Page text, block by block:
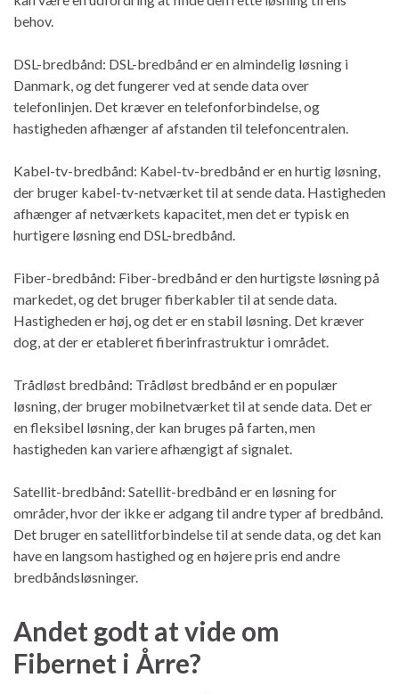
behov.
DSL-bredbånd: DSL-bredbånd er en almindelig løsning i
Danmark, og det fungerer ved at sende data over
telefonlinjen. Det kræver en telefonforbindelse, og
hastigheden afhænger af afstanden til telefoncentralen.
Kabel-tv-bredbånd: Kabel-tv-bredbånd er en hurtig løsning,
der bruger kabel-tv-netværket til at sende data. Hastigheden
afhænger af netværkets kapacitet, men det er typisk en
hurtigere løsning end DSL-bredbånd.
Fiber-bredbånd: Fiber-bredbånd er den hurtigste løsning på
markedet, og det bruger fiberkabler til at sende data.
Hastigheden er høj, og det er en stabil løsning. Det kræver
dog, at der er etableret fiberinfrastruktur i området.
Trådløst bredbånd: Trådløst bredbånd er en populær
løsning, der bruger mobilnetværket til at sende data. Det er
en fleksibel løsning, der kan bruges på farten, men
hastigheden kan variere afhængigt af signalet.
Satellit-bredbånd: Satellit-bredbånd er en løsning for
områder, hvor der ikke er adgang til andre typer af bredbånd.
Det bruger en satellitforbindelse til at sende data, og det kan
have en langsom hastighed og en højere pris end andre
bredbåndsløsninger.
Andet godt at vide om
Fibernet i Årre?